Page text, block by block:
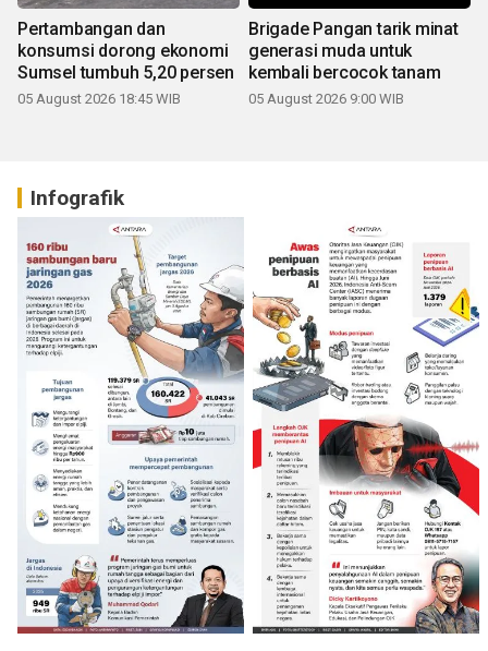
Pertambangan dan
konsumsi dorong ekonomi
Sumsel tumbuh 5,20 persen
05 August 2026 18:45 WIB
Brigade Pangan tarik minat
generasi muda untuk
kembali bercocok tanam
05 August 2026 9:00 WIB
Infografik